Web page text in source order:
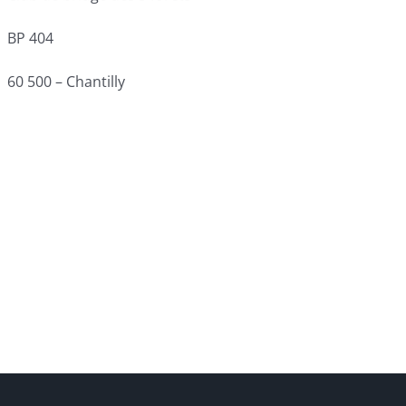
BP 404
60 500 – Chantilly